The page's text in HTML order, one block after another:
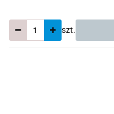
szt.